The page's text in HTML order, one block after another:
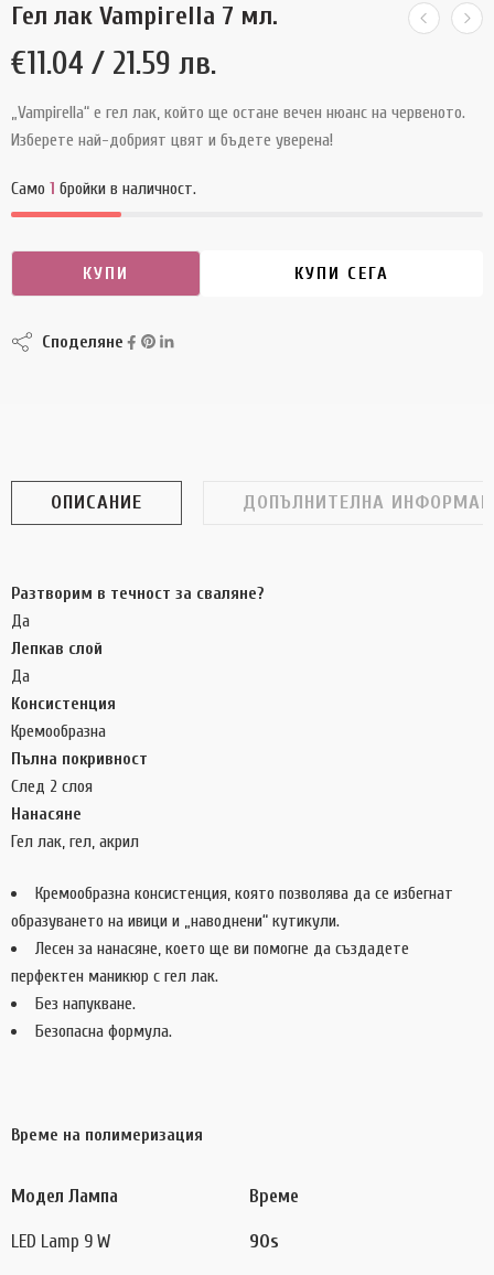
Гел лак Vampirella 7 мл.
€11.04 / 21.59 лв.
„Vampirella“ е гел лак, който ще остане вечен нюанс на червеното.
Изберете най-добрият цвят и бъдете уверена!
Само 1 бройки в наличност.
КУПИ КУПИ СЕГА
Споделяне
ОПИСАНИЕ ДОПЪЛНИТЕЛНА
Разтворим в течност за сваляне?
Да
Лепкав слой
Да
Консистенция
Кремообразна
Пълна покривност
След 2 слоя
Нанасяне
Гел лак, гел, акрил
Кремообразна консистенция, която позволява да се избегнат
образуването на ивици и „наводнени“ кутикули.
Лесен за нанасяне, което ще ви помогне да създадете
перфектен маникюр с гел лак.
Без напукване.
Безопасна формула.
Време на полимеризация
Модел Лампа Време
LED Lamp 9 W 90s